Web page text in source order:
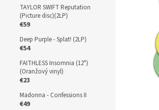
TAYLOR SWIFT Reputation
(Picture disc)(2LP)
€59
Deep Purple - Splat! (2LP)
€54
FAITHLESS Insomnia (12")
(Oranžový vinyl)
€23
Madonna - Confessions II
€49